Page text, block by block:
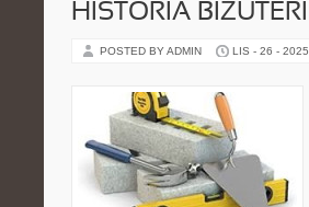
HISTORIA BIŻUTERII
POSTED BY ADMIN LIS - 26 - 2025